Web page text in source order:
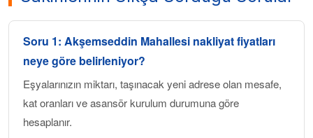
Soru 1: Akşemseddin Mahallesi nakliyat fiyatları
neye göre belirleniyor?
Eşyalarınızın miktarı, taşınacak yeni adrese olan mesafe,
kat oranları ve asansör kurulum durumuna göre
hesaplanır.